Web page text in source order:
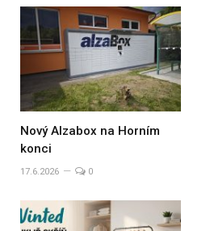
Nový Alzabox na Horním
konci
17.6.2026 0